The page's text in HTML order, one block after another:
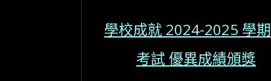
學校成就 2024-2025 學
考試 優異成績頒獎